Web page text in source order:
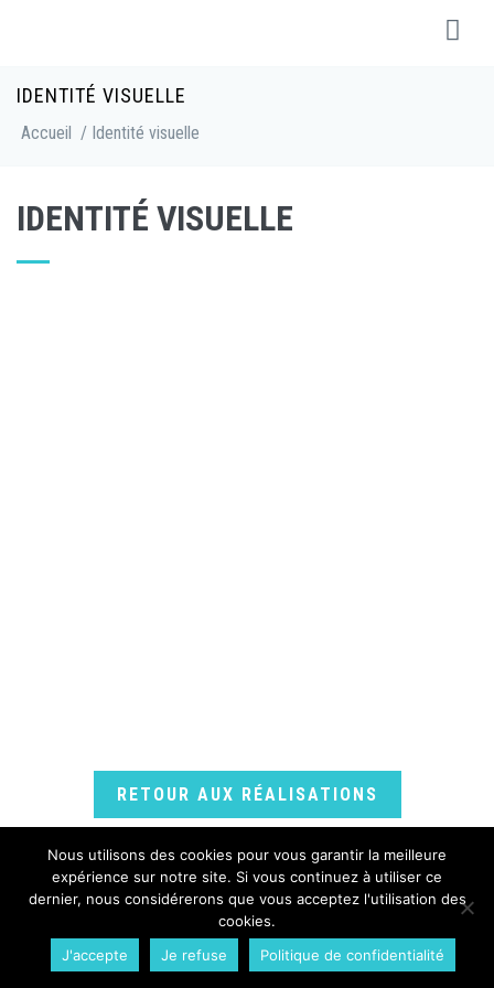
IDENTITÉ VISUELLE
Accueil / Identité visuelle
IDENTITÉ VISUELLE
RETOUR AUX RÉALISATIONS
WPCréations 2026 © - Tous droits réservés.
Plan du site
Mentions légales Politique de confidentialité
Nous utilisons des cookies pour vous garantir la meilleure
expérience sur notre site. Si vous continuez à utiliser ce
dernier, nous considérerons que vous acceptez l'utilisation des
cookies.
J'accepte
Je refuse Politique de confidentialité